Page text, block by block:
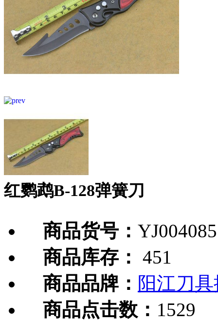
红鹦鹉B-128弹簧刀
商品货号： YJ004085
商品库存： 451
商品品牌： 阳江刀
商品点击数： 1529